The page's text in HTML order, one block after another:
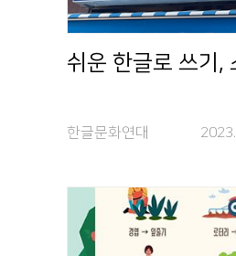
쉬운 한글로 쓰기,
한글문화연대